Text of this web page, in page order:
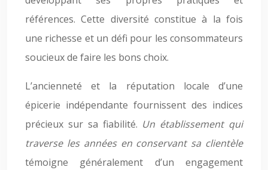
références. Cette diversité constitue à la fois
une richesse et un défi pour les consommateurs
soucieux de faire les bons choix.
L’ancienneté et la réputation locale d’une
épicerie indépendante fournissent des indices
précieux sur sa fiabilité. Un établissement qui
traverse les années en conservant sa clientèle
témoigne généralement d’un engagement